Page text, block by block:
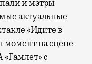
и мэтры
актуальные
«Идите в
момент на сцене
«Гамлет» с